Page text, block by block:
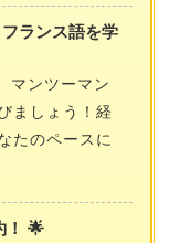
ランス語を学
マンツーマン
ましょう！経
たのペースに
！ 🌟